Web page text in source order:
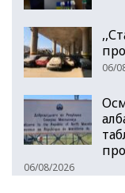
06/
06/08/2026